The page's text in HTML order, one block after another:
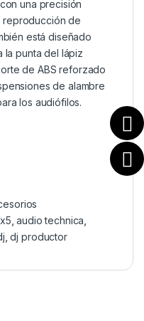
una precisión
reproducción de
está diseñado
la punta del lápiz
de ABS reforzado
de alambre
los audiófilos.
,audio technica
,dj productor